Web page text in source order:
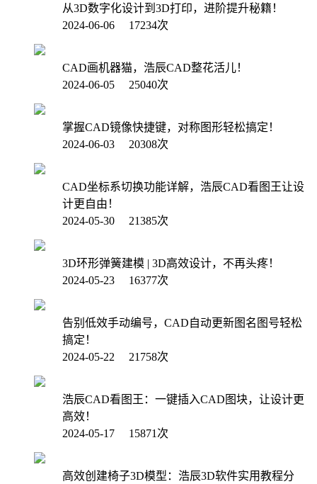
从3D数字化设计到3D打印，进阶提升秘籍！
2024-06-06 17234次
CAD画机器猫，浩辰CAD整花活儿！
2024-06-05 25040次
掌握CAD镜像快捷键，对称图形轻松搞定！
2024-06-03 20308次
CAD坐标系切换功能详解，浩辰CAD看图王让设
计更自由！
2024-05-30 21385次
3D环形弹簧建模 | 3D高效设计，不再头疼！
2024-05-23 16377次
告别低效手动编号，CAD自动更新图名图号轻松
搞定！
2024-05-22 21758次
浩辰CAD看图王：一键插入CAD图块，让设计更
高效！
2024-05-17 15871次
高效创建椅子3D模型：浩辰3D软件实用教程分